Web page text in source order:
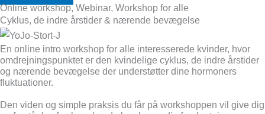
Online workshop, Webinar, Workshop for alle
Cyklus, de indre årstider & nærende bevægelse
En online intro workshop for alle interesserede kvinder, hvor
omdrejningspunktet er den kvindelige cyklus, de indre årstider
og nærende bevægelse der understøtter dine hormoners
fluktuationer.
Den viden og simple praksis du får på workshoppen vil give dig